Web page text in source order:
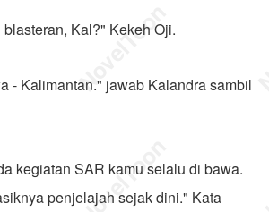
Kal?" Kekeh Oji.
- Kalimantan." jawab Kalandra sambil
kegiatan SAR kamu selalu di bawa.
penjelajah sejak dini." Kata